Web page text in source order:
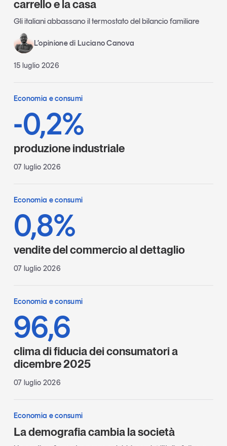
carrello e la casa
Gli italiani abbassano il termostato del bilancio familiare
L’opinione di Luciano Canova
15 luglio 2026
Economia e consumi
-0,2%
produzione industriale
07 luglio 2026
Economia e consumi
0,8%
vendite del commercio al dettaglio
07 luglio 2026
Economia e consumi
96,6
clima di fiducia dei consumatori a
dicembre 2025
07 luglio 2026
Economia e consumi
La demografia cambia la società